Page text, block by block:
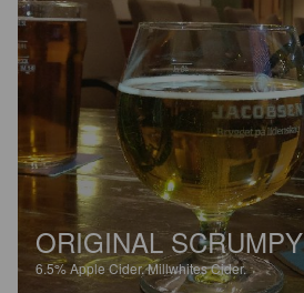
ORIGINAL SCRUMPY
6.5%Apple Cider.Millwhites Cider.